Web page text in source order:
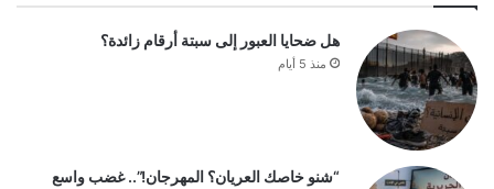
هل ضحايا العبور إلى سبتة أرقام زائدة؟
منذ 5 أيام
“شنو خاصك العريان؟ المهرجان!”.. غضب واسع